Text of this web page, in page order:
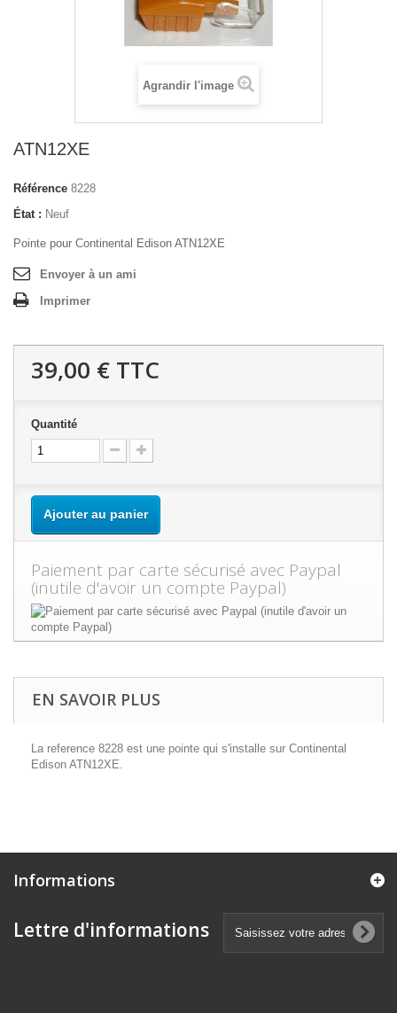
Agrandir l'image
ATN12XE
Référence 8228
État : Neuf
Pointe pour Continental Edison ATN12XE
Envoyer à un ami
Imprimer
39,00 € TTC
Quantité
Ajouter au panier
Paiement par carte sécurisé avec Paypal
(inutile d'avoir un compte Paypal)
EN SAVOIR PLUS
La reference 8228 est une pointe qui s'installe sur Continental
Edison ATN12XE.
Informations
Lettre d'informations